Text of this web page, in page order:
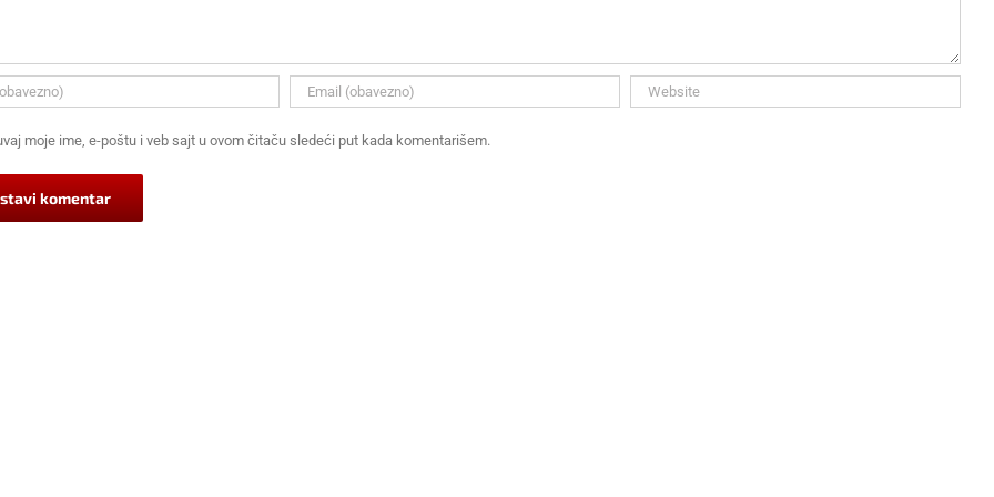
moje ime, e-poštu i veb sajt u ovom čitaču sledeći put kada komentarišem.